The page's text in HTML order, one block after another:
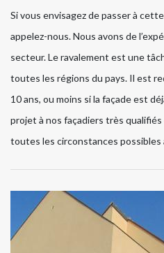
Si vous envisagez de passer à
appelez-nous. Nous avons de
secteur. Le ravalement est une
toutes les régions du pays. Il est
10 ans, ou moins si la façade est
projet à nos façadiers très
toutes les circonstances possibles